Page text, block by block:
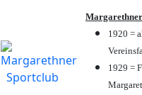
1920 =
1929 =